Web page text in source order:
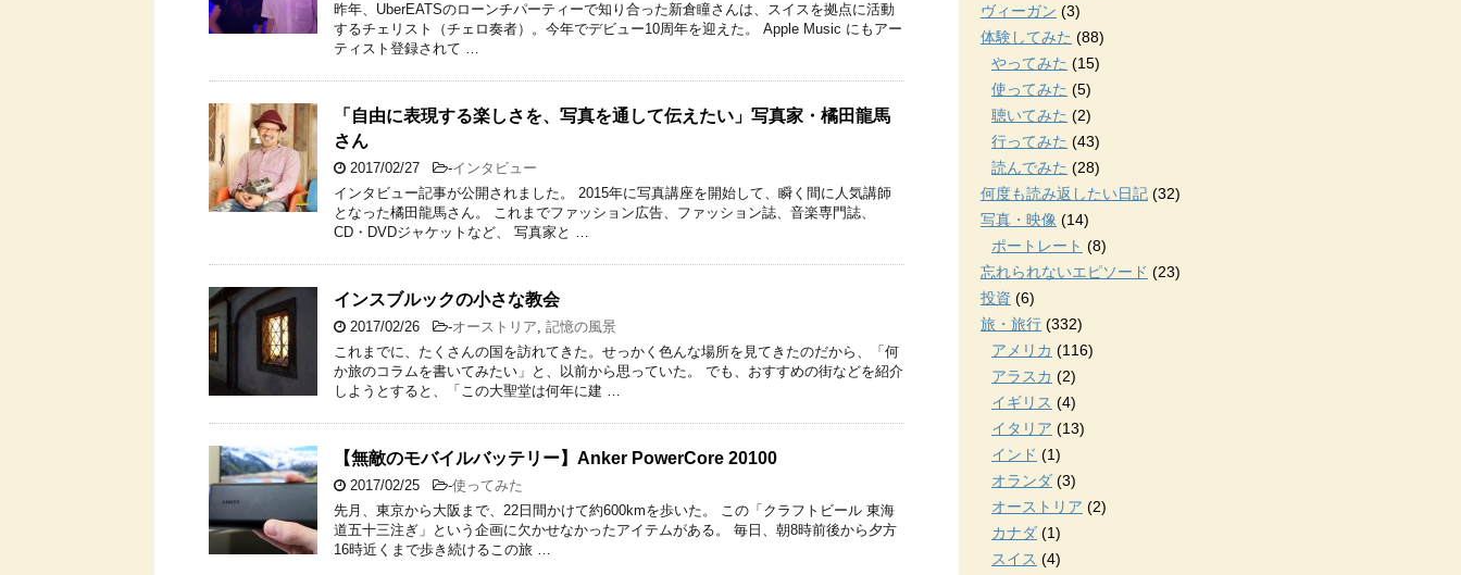
昨年、UberEATSのローンチパーティーで知り合った新倉瞳さんは、スイスを拠点に活動
するチェリスト（チェロ奏者）。今年でデビュー10周年を迎えた。 Apple Music にもアー
ティスト登録されて …
「自由に表現する楽しさを、写真を通して伝えたい」写真家・橘田龍馬
さん
2017/02/27 -インタビュー
インタビュー記事が公開されました。 2015年に写真講座を開始して、瞬く間に人気講師
となった橘田龍馬さん。 これまでファッション広告、ファッション誌、音楽専門誌、
CD・DVDジャケットなど、 写真家と …
インスブルックの小さな教会
2017/02/26 -オーストリア, 記憶の風景
これまでに、たくさんの国を訪れてきた。せっかく色んな場所を見てきたのだから、「何
か旅のコラムを書いてみたい」と、以前から思っていた。 でも、おすすめの街などを紹介
しようとすると、「この大聖堂は何年に建 …
【無敵のモバイルバッテリー】Anker PowerCore 20100
2017/02/25 -使ってみた
先月、東京から大阪まで、22日間かけて約600kmを歩いた。 この「クラフトビール 東海
道五十三注ぎ」という企画に欠かせなかったアイテムがある。 毎日、朝8時前後から夕方
16時近くまで歩き続けるこの旅 …
ヴィーガン (3)
体験してみた (88)
やってみた (15)
使ってみた (5)
聴いてみた (2)
行ってみた (43)
読んでみた (28)
何度も読み返したい日記 (32)
写真・映像 (14)
ポートレート (8)
忘れられないエピソード (23)
投資 (6)
旅・旅行 (332)
アメリカ (116)
アラスカ (2)
イギリス (4)
イタリア (13)
インド (1)
オランダ (3)
オーストリア (2)
カナダ (1)
スイス (4)